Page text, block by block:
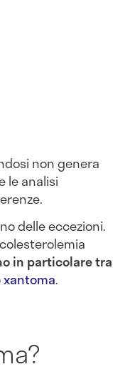
non genera
le analisi
delle eccezioni.
in particolare tra
xantoma.